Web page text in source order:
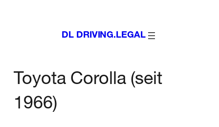
DL DRIVING.LEGAL
Toyota Corolla (seit
1966)